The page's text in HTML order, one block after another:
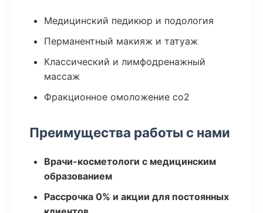
Медицинский педикюр и подология
Перманентный макияж и татуаж
Классический и лимфодренажный
массаж
Фракционное омоложение co2
Преимущества работы с нами
Врачи-косметологи с медицинским
образованием
Рассрочка 0% и акции для постоянных